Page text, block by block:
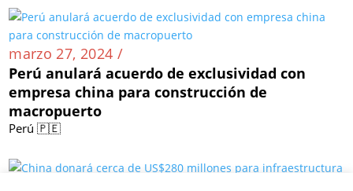
marzo 27, 2024 /
Perú anulará acuerdo de exclusividad con
empresa china para construcción de
macropuerto
Perú 🇵🇪